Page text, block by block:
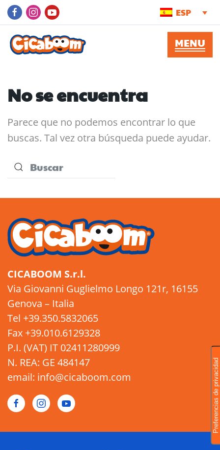
ESP
No se encuentra
Parece que no podemos encontrar lo que
buscas. Tal vez otra búsqueda puede ayudar.
CICABOOM S.r.l.
Via Giovanni Guglielmo Longo 121r, 16155
Genova – Italia
Tel +39.350.5832065
Fax +39.010.6129328
P.I. (VAT) IT 02411280999
N. REA: GE 484147
email: info@cicaboom.com